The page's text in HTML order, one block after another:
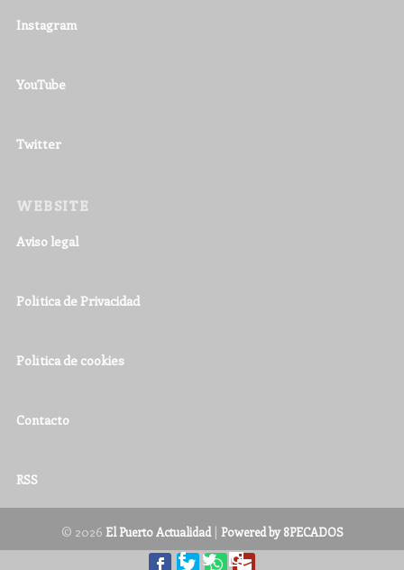
Instagram
YouTube
Twitter
WEBSITE
Aviso legal
Política de Privacidad
Política de cookies
Contacto
RSS
© 2026 El Puerto Actualidad| Powered by 8PECADOS